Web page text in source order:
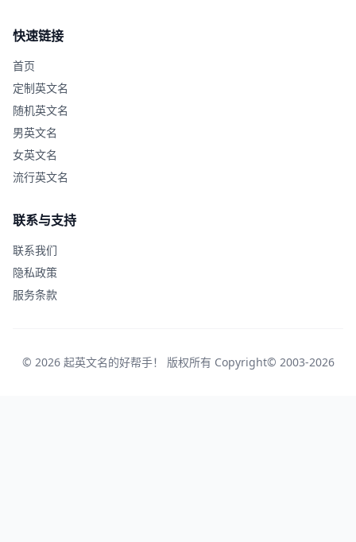
快速链接
首页
定制英文名
随机英文名
男英文名
女英文名
流行英文名
联系与支持
联系我们
隐私政策
服务条款
© 2026 起英文名的好帮手！ 版权所有 Copyright© 2003-2026